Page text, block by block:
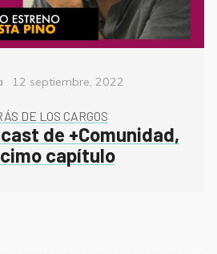
Posted
12 septiembre, 2022
DE LOS CARGOS
de +Comunidad,
capítulo